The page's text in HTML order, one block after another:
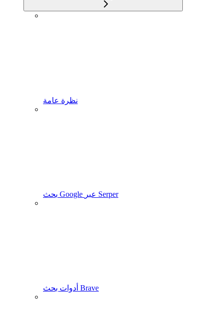
نظرة عامة
بحث Google عبر Serper
أدوات بحث Brave